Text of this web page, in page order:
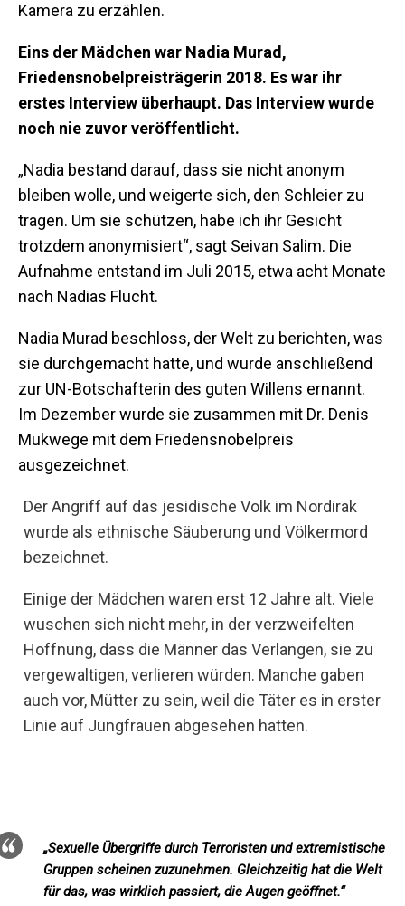
Kamera zu erzählen.
Eins der Mädchen war Nadia Murad,
Friedensnobelpreisträgerin 2018. Es war ihr
erstes Interview überhaupt. Das Interview wurde
noch nie zuvor veröffentlicht.
„Nadia bestand darauf, dass sie nicht anonym
bleiben wolle, und weigerte sich, den Schleier zu
tragen. Um sie schützen, habe ich ihr Gesicht
trotzdem anonymisiert“, sagt Seivan Salim. Die
Aufnahme entstand im Juli 2015, etwa acht Monate
nach Nadias Flucht.
Nadia Murad beschloss, der Welt zu berichten, was
sie durchgemacht hatte, und wurde anschließend
zur UN-Botschafterin des guten Willens ernannt.
Im Dezember wurde sie zusammen mit Dr. Denis
Mukwege mit dem Friedensnobelpreis
ausgezeichnet.
Der Angriff auf das jesidische Volk im Nordirak
wurde als ethnische Säuberung und Völkermord
bezeichnet.
Einige der Mädchen waren erst 12 Jahre alt. Viele
wuschen sich nicht mehr, in der verzweifelten
Hoffnung, dass die Männer das Verlangen, sie zu
vergewaltigen, verlieren würden. Manche gaben
auch vor, Mütter zu sein, weil die Täter es in erster
Linie auf Jungfrauen abgesehen hatten.
„Sexuelle Übergriffe durch Terroristen und extremistische
Gruppen scheinen zuzunehmen. Gleichzeitig hat die Welt
für das, was wirklich passiert, die Augen geöffnet.“